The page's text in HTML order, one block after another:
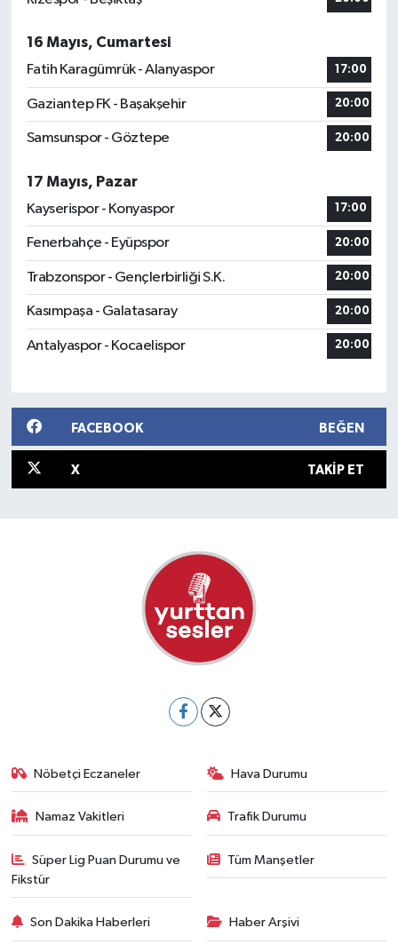
16 Mayıs, Cumartesi
Fatih Karagümrük - Alanyaspor
17:00
Gaziantep FK - Başakşehir 20:00
Samsunspor - Göztepe 20:00
17 Mayıs, Pazar
Kayserispor - Konyaspor
17:00
Fenerbahçe - Eyüpspor 20:00
Trabzonspor - Gençlerbirliği S.K. 20:00
Kasımpaşa - Galatasaray 20:00
Antalyaspor - Kocaelispor 20:00
FACEBOOK BEĞEN
X TAKIP ET
Nöbetçi Eczaneler Hava Durumu
Namaz Vakitleri Trafik Durumu
Süper Lig Puan Durumu ve
Fikstür
Tüm Manşetler
Son Dakika Haberleri Haber Arşivi